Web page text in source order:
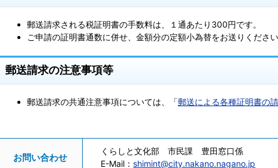
郵送請求される税証明書の手数料は、１通あたり300円です。
ご申請の証明書通数に併せ、金額分の定額小為替をお送りください
郵送請求の注意事項等
郵送請求の共通注意事項については、「郵送による各種証明書の
お問い合わせ
くらしと文化部 市民課 豊田窓口係
E-Mail：shimint@city.nakano.nagano.jp